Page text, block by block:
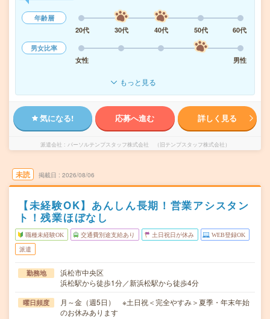
年齢層
20代
30代 40代 50代
60代
男女比率
女性
男性
もっと見る
気になる! 応募へ進む 詳しく見る
派遣会社 パーソルテンプスタッフ株式会社 （旧テンプスタッフ株式会社）
未読 掲載日 2026/08/06
【未経験OK】あんしん長期！営業アシスタン
ト！残業ほぼなし
職種未経験OK 交通費別途支給あり 土日祝日が休み WEB登録OK
派遣
勤務地
浜松市中央区
浜松駅から徒歩1分／新浜松駅から徒歩4分
曜日頻度
月～金（週5日） ※土日祝＜完全やすみ＞夏季・年末年始
のお休みあります